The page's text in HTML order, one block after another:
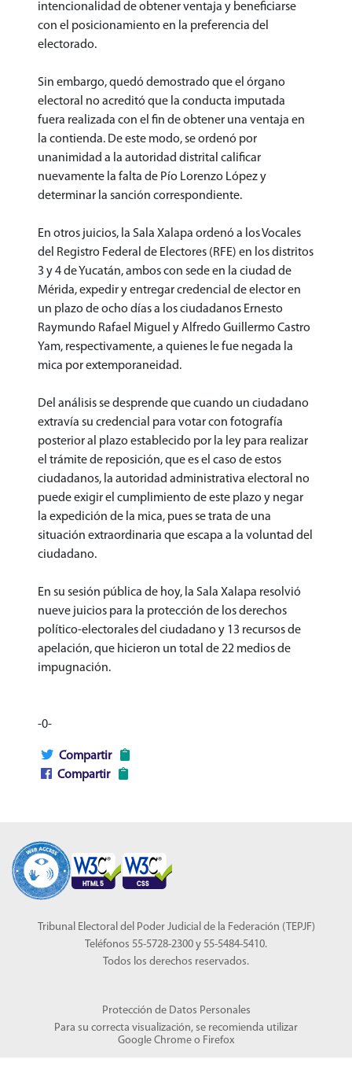
intencionalidad de obtener ventaja y beneficiarse
con el posicionamiento en la preferencia del
electorado.
Sin embargo, quedó demostrado que el órgano
electoral no acreditó que la conducta imputada
fuera realizada con el fin de obtener una ventaja en
la contienda. De este modo, se ordenó por
unanimidad a la autoridad distrital calificar
nuevamente la falta de Pío Lorenzo López y
determinar la sanción correspondiente.
En otros juicios, la Sala Xalapa ordenó a los Vocales
del Registro Federal de Electores (RFE) en los distritos
3 y 4 de Yucatán, ambos con sede en la ciudad de
Mérida, expedir y entregar credencial de elector en
un plazo de ocho días a los ciudadanos Ernesto
Raymundo Rafael Miguel y Alfredo Guillermo Castro
Yam, respectivamente, a quienes le fue negada la
mica por extemporaneidad.
Del análisis se desprende que cuando un ciudadano
extravía su credencial para votar con fotografía
posterior al plazo establecido por la ley para realizar
el trámite de reposición, que es el caso de estos
ciudadanos, la autoridad administrativa electoral no
puede exigir el cumplimiento de este plazo y negar
la expedición de la mica, pues se trata de una
situación extraordinaria que escapa a la voluntad del
ciudadano.
En su sesión pública de hoy, la Sala Xalapa resolvió
nueve juicios para la protección de los derechos
político-electorales del ciudadano y 13 recursos de
apelación, que hicieron un total de 22 medios de
impugnación.
-0-
Compartir
Compartir
Tribunal Electoral del Poder Judicial de la Federación (TEPJF)
Teléfonos 55-5728-2300 y 55-5484-5410.
Todos los derechos reservados.
Protección de Datos Personales
Para su correcta visualización, se recomienda utilizar
Google Chrome o Firefox